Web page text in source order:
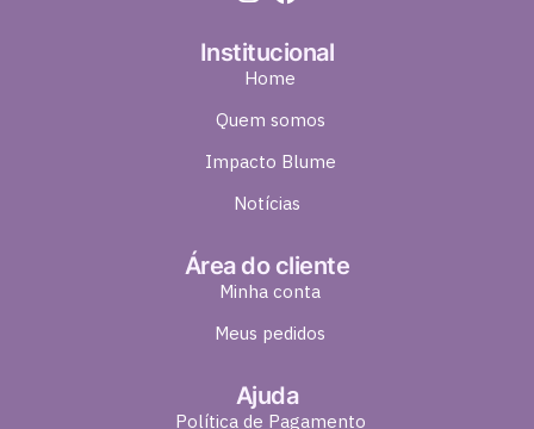
Institucional
Home
Quem somos
Impacto Blume
Notícias
Área do cliente
Minha conta
Meus pedidos
Ajuda
Política de Pagamento